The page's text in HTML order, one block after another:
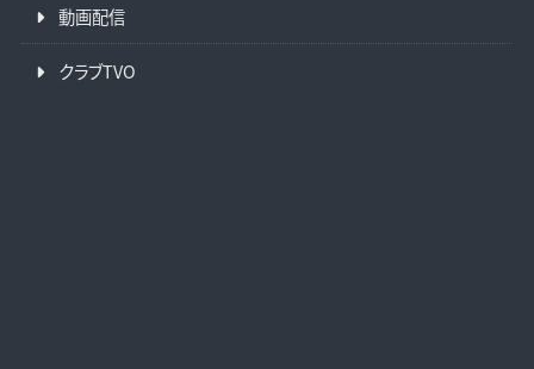
動画配信
クラブTVO